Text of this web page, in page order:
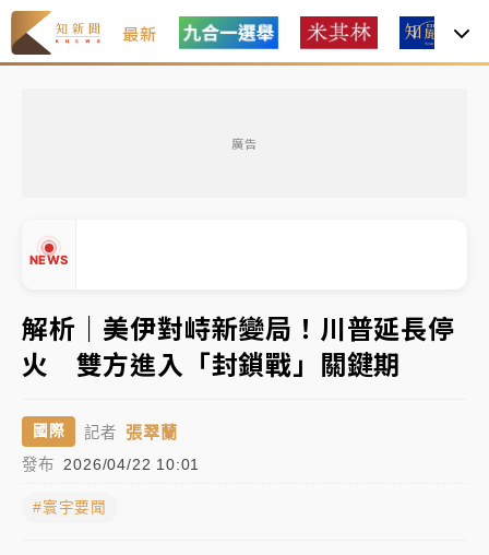
最新
廣告
NEWS
中信慈善基金會想增加董事人數！辜仲諒向法院聲請遭
駁 理由曝光
故宮《龍藏經》特展第2檔！今線上預約開賣一度塞車
周六起展出延長至晚上7時
台東農業處長涉圖利渡假村！東檢抗告成功 今重開羈
父親節泡湯了！中颱白海豚雨彈轟3天 「紅到發紫」降
雨熱區曝
解析｜美伊對峙新變局！川普延長停
火 雙方進入「封鎖戰」關鍵期
國際 記者 張翠蘭
發布 2026/04/22 10:01
#寰宇要聞